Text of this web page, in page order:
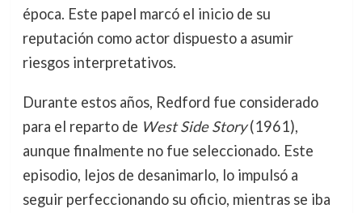
época. Este papel marcó el inicio de su
reputación como actor dispuesto a asumir
riesgos interpretativos.
Durante estos años, Redford fue considerado
para el reparto de West Side Story(1961),
aunque finalmente no fue seleccionado. Este
episodio, lejos de desanimarlo, lo impulsó a
seguir perfeccionando su oficio, mientras se iba